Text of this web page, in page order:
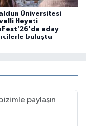
Üniversitesi
Heyeti
aday
buluştu